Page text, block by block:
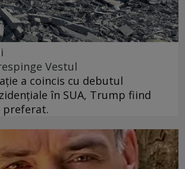
Vestul
a coincis cu debutul
în SUA, Trump fiind
preferat.